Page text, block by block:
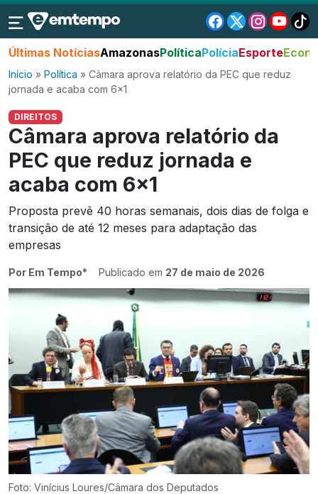
Últimas NotíciasAmazonasPolíticaPolíciaEsporte
Início » Política » Câmara aprova relatório da PEC que reduz
jornada e acaba com 6×1
DIREITOS
Câmara aprova relatório da
PEC que reduz jornada e
acaba com 6×1
Proposta prevê 40 horas semanais, dois dias de folga e
transição de até 12 meses para adaptação das
empresas
Por Em Tempo* Publicado em 27 de maio de 2026
Foto: Vinícius Loures/Câmara dos Deputados